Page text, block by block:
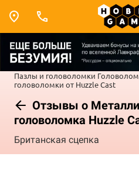
Пазлы и головоломки
головоломки от Huzzle Cast
Отзывы о
головоломка Huzzle
Британская сцепка